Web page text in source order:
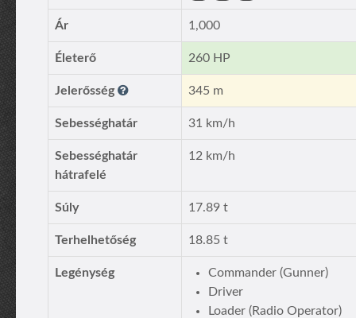
Ár 1,000
Életerő 260 HP
Jelerősség 345 m
Sebességhatár 31 km/h
Sebességhatár
hátrafelé
12 km/h
Súly 17.89 t
Terhelhetőség 18.85 t
Legénység
Commander (Gunner)
Driver
Loader (Radio Operator)